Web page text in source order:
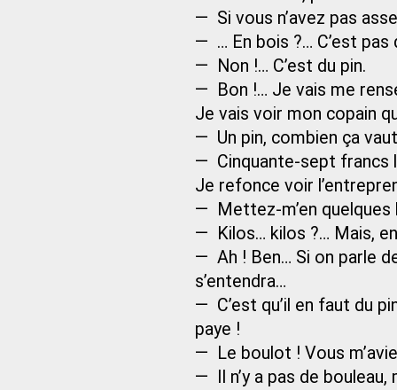
— Si vous n’avez pas
— … En bois ?… C’est pas
— Non !… C’est du pin.
— Bon !… Je vais me
Je vais voir mon copain
— Un pin, combien ça
— Cinquante-sept francs
Je refonce voir
— Mettez-m’en quelques
— Kilos… kilos ?… Mais,
— Ah ! Ben… Si on parle
s’entendra…
— C’est qu’il en faut du
paye !
— Le boulot ! Vous
— Il n’y a pas de bouleau,